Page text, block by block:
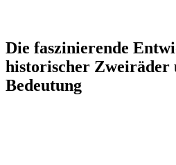
Die faszinierende
historischer Zweiräder
Bedeutung